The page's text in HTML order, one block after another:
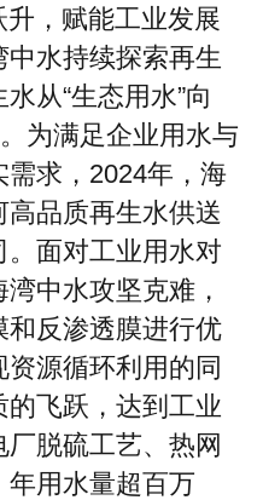
，赋能工业发展
水持续探索再生
从“生态用水”向
为满足企业用水与
需求，2024年，海
品质再生水供送
面对工业用水对
中水攻坚克难，
和反渗透膜进行优
源循环利用的同
的飞跃，达到工业
脱硫工艺、热网
用水量超百万